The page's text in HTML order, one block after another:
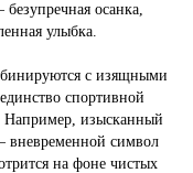
осанка,
улыбка.
с изящными
спортивной
Например, изысканный
вневременной символ
на фоне чистых